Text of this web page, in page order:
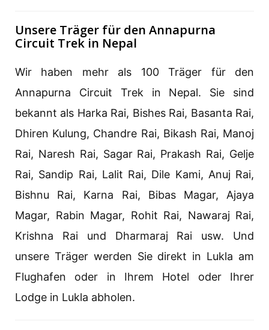
Unsere Träger für den Annapurna
Circuit Trek in Nepal
Wir haben mehr als 100 Träger für den
Annapurna Circuit Trek in Nepal. Sie sind
bekannt als Harka Rai, Bishes Rai, Basanta Rai,
Dhiren Kulung, Chandre Rai, Bikash Rai, Manoj
Rai, Naresh Rai, Sagar Rai, Prakash Rai, Gelje
Rai, Sandip Rai, Lalit Rai, Dile Kami, Anuj Rai,
Bishnu Rai, Karna Rai, Bibas Magar, Ajaya
Magar, Rabin Magar, Rohit Rai, Nawaraj Rai,
Krishna Rai und Dharmaraj Rai usw. Und
unsere Träger werden Sie direkt in Lukla am
Flughafen oder in Ihrem Hotel oder Ihrer
Lodge in Lukla abholen.